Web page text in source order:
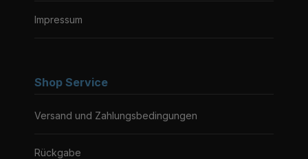
Impressum
Shop Service
Versand und Zahlungsbedingungen
Rückgabe